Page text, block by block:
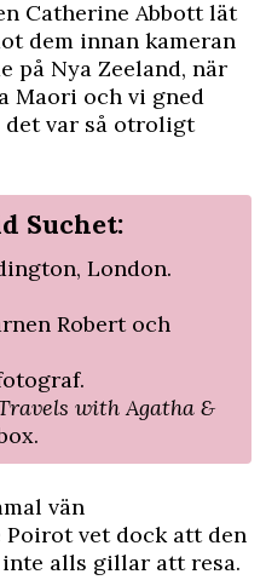
Catherine Abbott lät
dem innan kameran
på Nya Zeeland, när
Maori och vi gned
det var så otroligt
Suchet:
London.
Robert och
with Agatha &
vän
Poirot vet dock att den
alls gillar att resa.